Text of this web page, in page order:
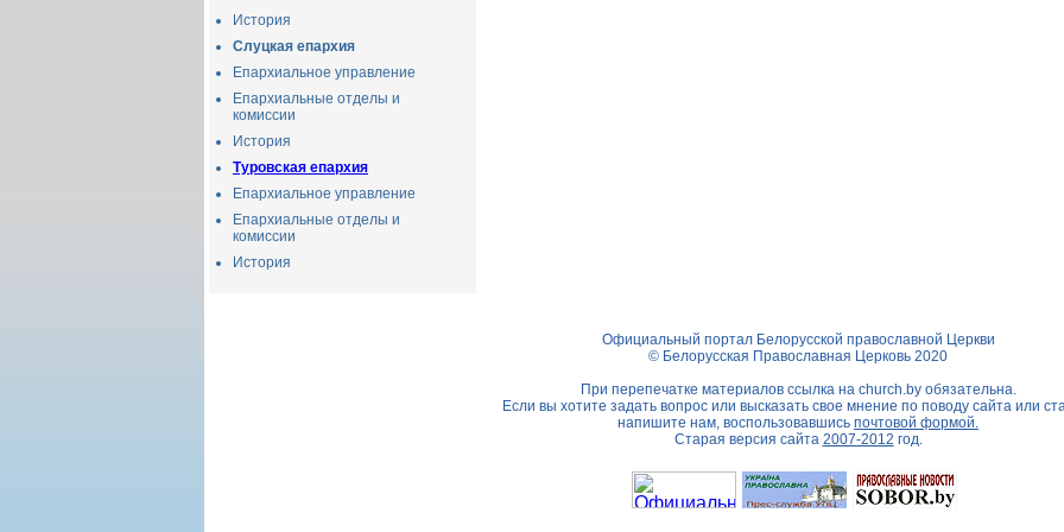
История
Слуцкая епархия
Епархиальное управление
Епархиальные отделы и
комиссии
История
Туровская епархия
Епархиальное управление
Епархиальные отделы и
комиссии
История
Официальный портал Белорусской православной Церкви
© Белорусская Православная Церковь 2020
При перепечатке материалов ссылка на church.byобязательна.
Если вы хотите задать вопрос или высказать свое мнение по поводу сайта или
напишите нам, воспользовавшись почтовой формой.
Старая версия сайта 2007-2012 год.